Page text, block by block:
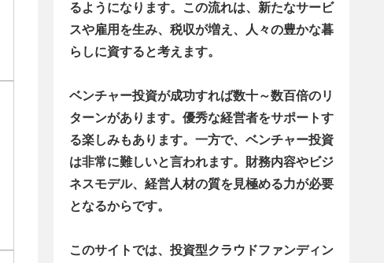
るようになります。この流れは、新たなサービ
スや雇用を生み、税収が増え、人々の豊かな暮
らしに資すると考えます。
ベンチャー投資が成功すれば数十～数百倍のリ
ターンがあります。優秀な経営者をサポートす
る楽しみもあります。一方で、ベンチャー投資
は非常に難しいと言われます。財務内容やビジ
ネスモデル、経営人材の質を見極める力が必要
となるからです。
このサイトでは、投資型クラウドファンディン